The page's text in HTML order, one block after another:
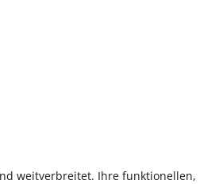
weitverbreitet. Ihre funktionellen,